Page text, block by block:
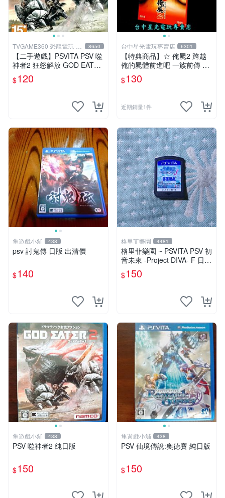
TVGAME360 恐龍電玩-台
中店
8650
【二手遊戲】PSVITA PSV 噬
神者2 狂怒解放 GOD EATER
2 RAGE BURST 日文版 台中
恐龍電玩
$120
台中星光電玩專賣店 6301
【特典商品】☆ 俺屍2 跨越
俺的屍體前進吧 一族前傳 漫
畫特輯 ☆全新品【不含遊戲
軟體】台中星光電玩
$130
近期銷量1件
隼遊戲小舖 438
psv 討鬼傳 日版 出清價
$140
格里菲樂園 4481
格里菲樂園 ~ PSVITA PSV 初
音未來 -Project DIVA- F 日版
裸卡
$150
隼遊戲小舖 438
PSV 噬神者2 純日版
$150
隼遊戲小舖 438
PSV 仙境傳說:奧德賽 純日版
$150